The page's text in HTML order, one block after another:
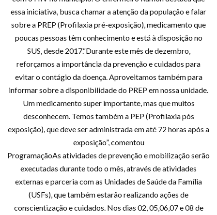
essa iniciativa, busca chamar a atenção da população e falar
sobre a PREP (Profilaxia pré-exposição), medicamento que
poucas pessoas têm conhecimento e está à disposição no
SUS, desde 2017.“Durante este mês de dezembro,
reforçamos a importância da prevenção e cuidados para
evitar o contágio da doença. Aproveitamos também para
informar sobre a disponibilidade do PREP em nossa unidade.
Um medicamento super importante, mas que muitos
desconhecem. Temos também a PEP (Profilaxia pós
exposição), que deve ser administrada em até 72 horas após a
exposição”, comentou
ProgramaçãoAs atividades de prevenção e mobilização serão
executadas durante todo o mês, através de atividades
externas e parceria com as Unidades de Saúde da Família
(USFs), que também estarão realizando ações de
conscientização e cuidados. Nos dias 02, 05,06,07 e 08 de